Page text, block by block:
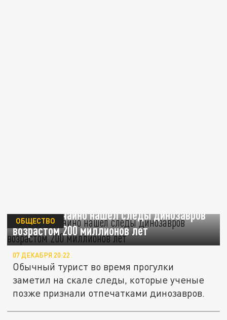
Турист случайно нашел следы динозавров
возрастом 200 миллионов лет
ОБЩЕСТВО
07 ДЕКАБРЯ 20:22
Обычный турист во время прогулки
заметил на скале следы, которые ученые
позже признали отпечатками динозавров.